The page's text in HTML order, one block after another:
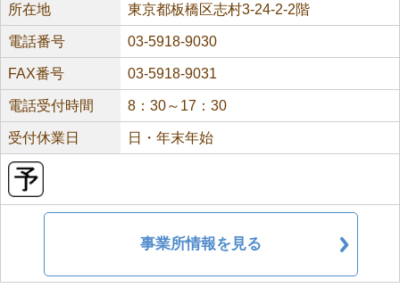
所在地 東京都板橋区志村3-24-2-2階
電話番号 03-5918-9030
FAX番号 03-5918-9031
電話受付時間 8：30～17：30
受付休業日 日・年末年始
事業所情報を見る